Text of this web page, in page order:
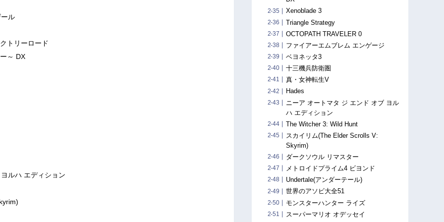
ル
トリーロード
～ DX
ルハ エディション
Xenoblade 3
Triangle Strategy
OCTOPATH TRAVELER 0
ファイアーエムブレム エンゲージ
ベヨネッタ3
十三機兵防衛圏
真・女神転生V
Hades
ニーア オートマタ ジ エンド オブ ヨル
ハ エディション
The Witcher 3: Wild Hunt
スカイリム(The Elder Scrolls V:
Skyrim)
ダークソウル リマスター
メトロイドプライム4 ビヨンド
Undertale(アンダーテール)
世界のアソビ大全51
モンスターハンター ライズ
スーパーマリオ オデッセイ